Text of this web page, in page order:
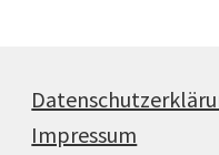
Impressum